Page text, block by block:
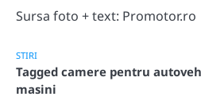
Sursa foto + text: Promotor.ro
STIRI
Tagged camere pentru
masini